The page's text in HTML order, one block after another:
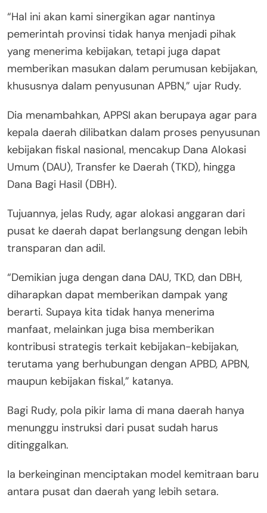
“Hal ini akan kami sinergikan agar nantinya
pemerintah provinsi tidak hanya menjadi pihak
yang menerima kebijakan, tetapi juga dapat
memberikan masukan dalam perumusan kebijakan,
khususnya dalam penyusunan APBN,” ujar Rudy.
Dia menambahkan, APPSI akan berupaya agar para
kepala daerah dilibatkan dalam proses penyusunan
kebijakan fiskal nasional, mencakup Dana Alokasi
Umum (DAU), Transfer ke Daerah (TKD), hingga
Dana Bagi Hasil (DBH).
Tujuannya, jelas Rudy, agar alokasi anggaran dari
pusat ke daerah dapat berlangsung dengan lebih
transparan dan adil.
“Demikian juga dengan dana DAU, TKD, dan DBH,
diharapkan dapat memberikan dampak yang
berarti. Supaya kita tidak hanya menerima
manfaat, melainkan juga bisa memberikan
kontribusi strategis terkait kebijakan-kebijakan,
terutama yang berhubungan dengan APBD, APBN,
maupun kebijakan fiskal,” katanya.
Bagi Rudy, pola pikir lama di mana daerah hanya
menunggu instruksi dari pusat sudah harus
ditinggalkan.
Ia berkeinginan menciptakan model kemitraan baru
antara pusat dan daerah yang lebih setara.